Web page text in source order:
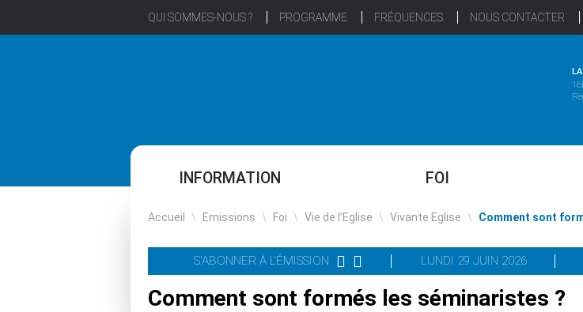
QUI SOMMES-NOUS ? PROGRAMME FRÉQUENCES NOUS CONTACTER
INFORMATION FOI
Accueil \ Emissions \ Foi \ Vie de l’Eglise \ Vivante Eglise \ Comment sont
S'ABONNER À L'ÉMISSION LUNDI 29 JUIN 2026
Comment sont formés les séminaristes ?